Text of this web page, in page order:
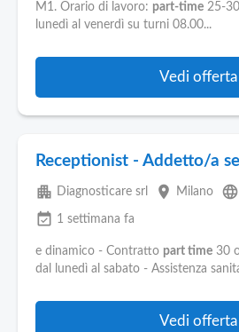
M1. Orario di lavoro: part-time 25-
lunedì al venerdì su turni 08.00...
Vedi offerta
Receptionist - Addetto/a
apartment Diagnosticare srl place Milano language
event_available 1 settimana fa
e dinamico - Contratto part time 30
dal lunedì al sabato - Assistenza
Vedi offerta